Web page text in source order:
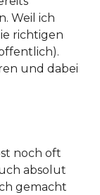
Weil ich
richtigen
und dabei
noch oft
absolut
gemacht